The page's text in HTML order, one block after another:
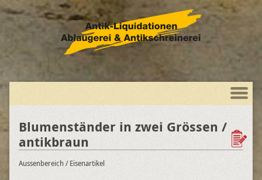
Blumenständer in zwei Grössen /
antikbraun
Aussenbereich / Eisenartikel